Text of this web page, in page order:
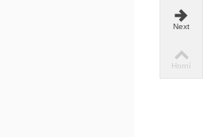
Next
Horní